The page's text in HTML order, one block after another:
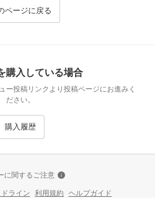
ページに戻る
購入している場合
ー投稿リンクより投稿ページにお進みく
ださい。
購入履歴
に関するご注意
ライン 利用規約 ヘルプガイド